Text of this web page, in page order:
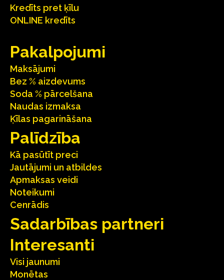
Kredīts pret ķīlu
ONLINE kredīts
Pakalpojumi
Maksājumi
Bez % aizdevums
Soda % pārcelšana
Naudas izmaksa
Ķīlas pagarināšana
Palīdzība
Kā pasūtīt preci
Jautājumi un atbildes
Apmaksas veidi
Noteikumi
Cenrādis
Sadarbības partneri
Interesanti
Visi jaunumi
Monētas